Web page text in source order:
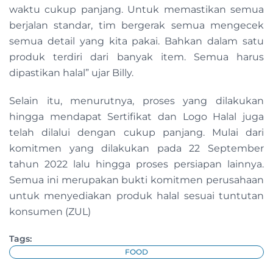
waktu cukup panjang. Untuk memastikan semua
berjalan standar, tim bergerak semua mengecek
semua detail yang kita pakai. Bahkan dalam satu
produk terdiri dari banyak item. Semua harus
dipastikan halal” ujar Billy.
Selain itu, menurutnya, proses yang dilakukan
hingga mendapat Sertifikat dan Logo Halal juga
telah dilalui dengan cukup panjang. Mulai dari
komitmen yang dilakukan pada 22 September
tahun 2022 lalu hingga proses persiapan lainnya.
Semua ini merupakan bukti komitmen perusahaan
untuk menyediakan produk halal sesuai tuntutan
konsumen (ZUL)
Tags:
FOOD